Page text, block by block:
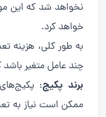
نخواهد شد که این
خواهد کرد.
به طور کلی، هزینه
چند عامل متغیر باشد
برند پکیج:
ممکن است نیاز به